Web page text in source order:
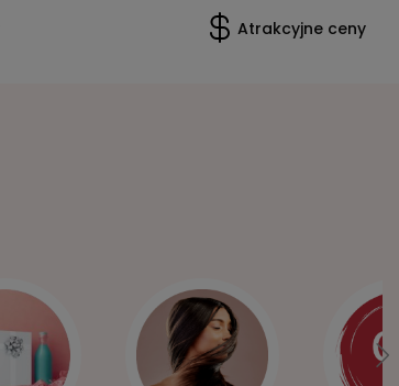
Atrakcyjne ceny